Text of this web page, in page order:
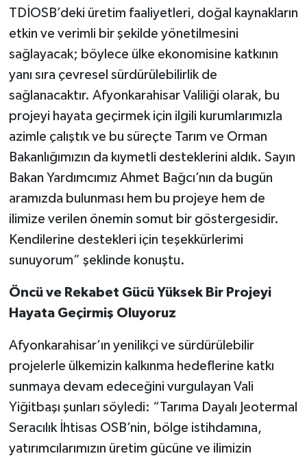
TDİOSB’deki üretim faaliyetleri, doğal kaynakların
etkin ve verimli bir şekilde yönetilmesini
sağlayacak; böylece ülke ekonomisine katkının
yanı sıra çevresel sürdürülebilirlik de
sağlanacaktır. Afyonkarahisar Valiliği olarak, bu
projeyi hayata geçirmek için ilgili kurumlarımızla
azimle çalıştık ve bu süreçte Tarım ve Orman
Bakanlığımızın da kıymetli desteklerini aldık. Sayın
Bakan Yardımcımız Ahmet Bağcı’nın da bugün
aramızda bulunması hem bu projeye hem de
ilimize verilen önemin somut bir göstergesidir.
Kendilerine destekleri için teşekkürlerimi
sunuyorum” şeklinde konuştu.
Öncü ve Rekabet Gücü Yüksek Bir Projeyi
Hayata Geçirmiş Oluyoruz
Afyonkarahisar’ın yenilikçi ve sürdürülebilir
projelerle ülkemizin kalkınma hedeflerine katkı
sunmaya devam edeceğini vurgulayan Vali
Yiğitbaşı şunları söyledi: “Tarıma Dayalı Jeotermal
Seracılık İhtisas OSB’nin, bölge istihdamına,
yatırımcılarımızın üretim gücüne ve ilimizin